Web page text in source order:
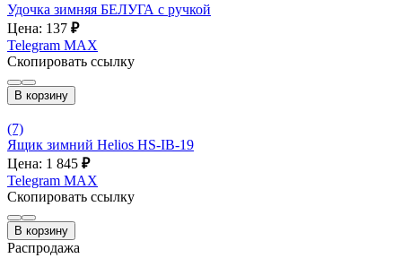
Удочка зимняя БЕЛУГА с ручкой
Цена: 137 ₽
Telegram MAX
Скопировать ссылку
В корзину
(7)
Ящик зимний Helios HS-IB-19
Цена: 1 845 ₽
Telegram MAX
Скопировать ссылку
В корзину
Распродажа